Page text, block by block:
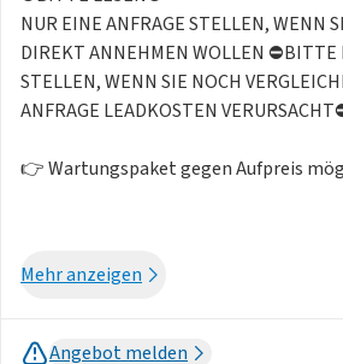
NUR EINE ANFRAGE STELLEN, WENN
DIREKT ANNEHMEN WOLLEN ⛔️BITTE
STELLEN, WENN SIE NOCH
ANFRAGE LEADKOSTEN
👉 Wartungspaket gegen Aufpreis
⭐ Anhängerkupplung mit
Mehr anzeigen
Angebot melden